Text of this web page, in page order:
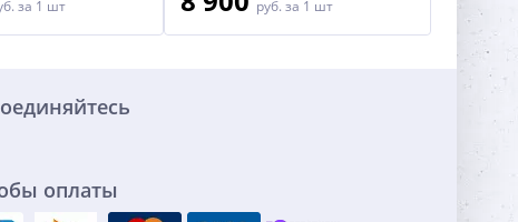
за 1 шт руб. за 1 шт
оплаты